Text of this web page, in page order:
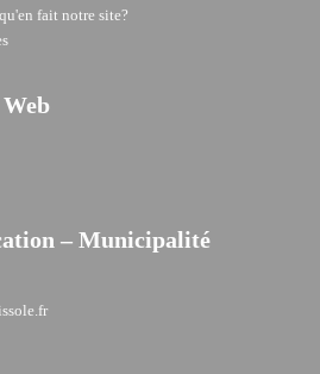
fait notre site?
– Municipalité